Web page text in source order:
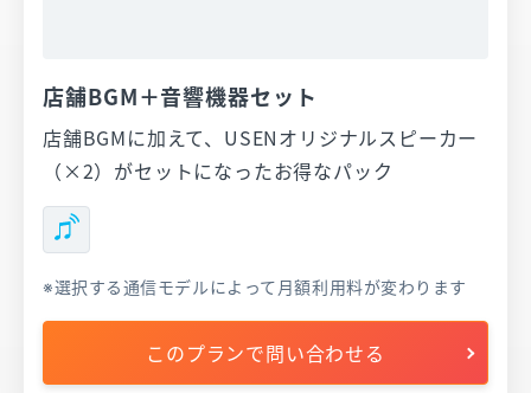
店舗BGM＋音響機器セット
店舗BGMに加えて、USENオリジナルスピーカー
（×2）がセットになったお得なパック
選択する通信モデルによって月額利用料が変わります
このプランで問い合わせる